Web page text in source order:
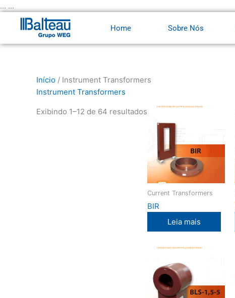
... ...
para
conteúdo
Home Sobre Nós
Início / Instrument Transformers
Instrument Transformers
Exibindo 1–12 de 64 resultados
Current Transformers
BIR
Leia mais